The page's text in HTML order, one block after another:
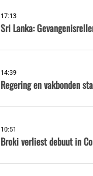
17:13
Sri Lanka:
14:39
Regering en vakbonden
10:51
Broki verliest debuut in